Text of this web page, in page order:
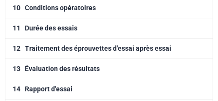
10 Conditions opératoires
11 Durée des essais
12 Traitement des éprouvettes d'essai après essai
13 Évaluation des résultats
14 Rapport d'essai